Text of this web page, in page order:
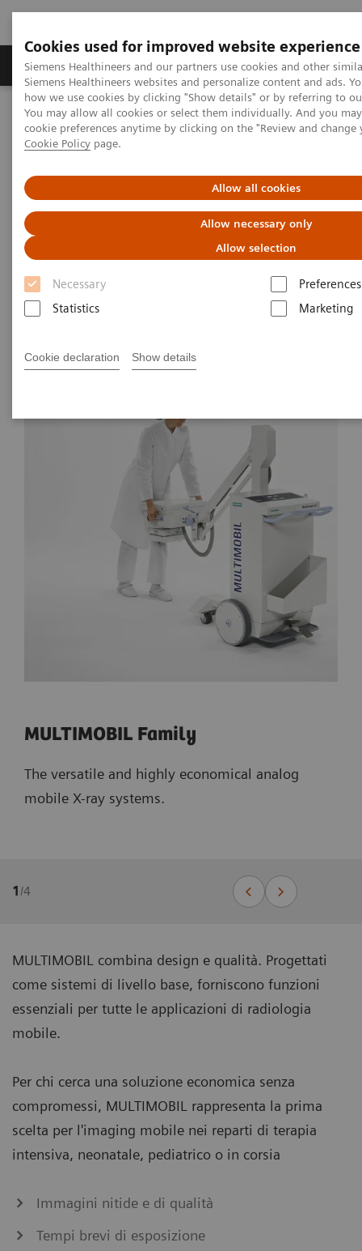
Cookies used for improved website experience
Siemens Healthineers and our partners use cookies and other
Siemens Healthineers websites and personalize content and ads.
how we use cookies by clicking "Show details" or by referring to
You may allow all cookies or select them individually. And you
cookie preferences anytime by clicking on the "Review and
Cookie Policy page.
Allow all cookies
Allow necessary only
Allow selection
Necessary
Preferences
Statistics
Marketing
Cookie declaration Show details
Soluzioni e servizi Insights La nostra
Home Medical Imaging
Sistemi di radiologia
Mobile X-ray
MULTIMOBIL Family
MULTIMOBIL Family
MULTIMOBIL Family
The versatile and highly economical analog
mobile X-ray systems.
1/4
MULTIMOBIL combina design e qualità. Progettati
come sistemi di livello base, forniscono funzioni
essenziali per tutte le applicazioni di radiologia
mobile.
Per chi cerca una soluzione economica senza
compromessi, MULTIMOBIL rappresenta la prima
scelta per l'imaging mobile nei reparti di terapia
intensiva, neonatale, pediatrico o in corsia
Immagini nitide e di qualità
Tempi brevi di esposizione